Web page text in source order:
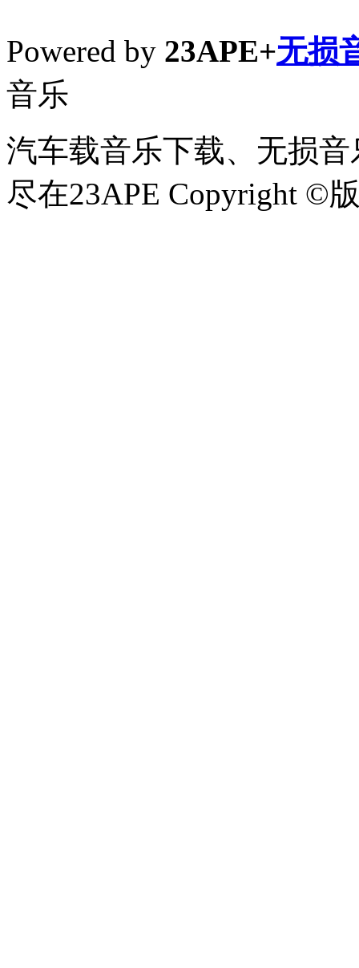
Powered by 23APE+无损
音乐
汽车载音乐下载、无损
尽在23APE Copyright ©